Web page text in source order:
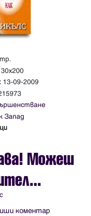
13-09-2009
Запад
Можеш
коментар